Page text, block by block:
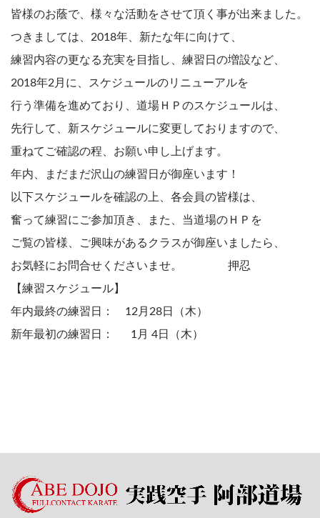
皆様のお蔭で、様々な活動をさせて頂く事が出来ました。
つきましては、2018年、新たな年に向けて、
練習内容の更なる充実を目指し、練習日の増設など、
2018年2月に、スケジュールのリニューアルを
行う準備を進めており、道場ＨＰのスケジュールは、
先行して、新スケジュールに変更しておりますので、
重ねてご確認の程、お願い申し上げます。
年内、まだまだ沢山の練習日が御座います！
以下スケジュールを確認の上、各会員の皆様は、
奮って練習にご参加頂き、また、当道場のＨＰを
ご覧の皆様、ご興味があるクラスが御座いましたら、
お気軽にお問合せくださいませ。 押忍
【練習スケジュール】
年内最終の練習日： 12月28日（木）
新年最初の練習日： 1月 4日（木）